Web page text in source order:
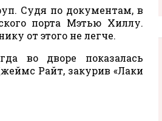
Судя по документам, в
порта Мэтью Хиллу.
от этого не легче.
во дворе показалась
Райт, закурив «Лаки